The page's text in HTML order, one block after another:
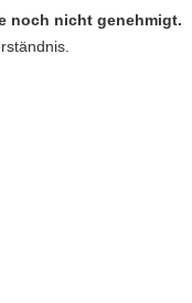
noch nicht genehmigt.